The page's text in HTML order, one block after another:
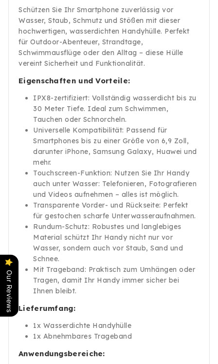
Schützen Sie Ihr Smartphone zuverlässig vor
Wasser, Staub, Schmutz und Stößen mit dieser
hochwertigen, wasserdichten Handyhülle. Perfekt
für Outdoor-Abenteuer, Strandtage,
Schwimmausflüge oder den Alltag – diese Hülle
vereint Sicherheit und Funktionalität.
Eigenschaften und Vorteile:
IPX8-zertifiziert: Vollständig wasserdicht bis zu
30 Meter Tiefe. Ideal zum Schwimmen,
Tauchen oder Schnorcheln.
Universelle Kompatibilität: Passend für
Smartphones bis zu einer Größe von 6,9 Zoll,
darunter iPhone, Samsung Galaxy, Huawei und
mehr.
Touchscreen-Funktion: Nutzen Sie Ihr Handy
auch unter Wasser: Telefonieren, Fotografieren
und Videos aufnehmen – alles ist möglich.
Transparente Vorder- und Rückseite: Perfekt
für gestochen scharfe Unterwasseraufnahmen.
Rundum-Schutz: Robustes und langlebiges
Material schützt Ihr Handy nicht nur vor
Wasser, sondern auch vor Staub, Sand und
Schnee.
Mit Trageband: Praktisch zum Umhängen oder
Tragen, damit Ihr Handy immer sicher bei
Ihnen bleibt.
Lieferumfang:
1x Wasserdichte Handyhülle
1x Abnehmbares Trageband
Anwendungsbereiche:
Our Reviews